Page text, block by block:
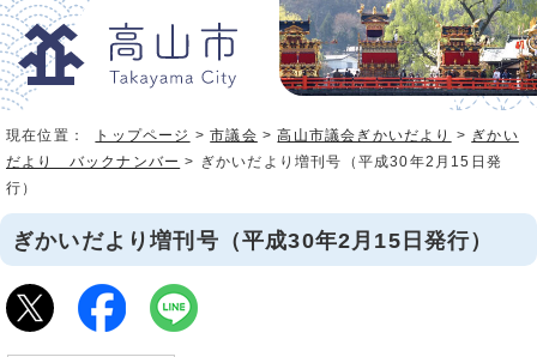
現在位置： トップページ >市議会 >高山市議会ぎかいだより > ぎかい
だより バックナンバー > ぎかいだより増刊号（平成30年2月15日発
行）
ぎかいだより増刊号（平成30年2月15日発行）